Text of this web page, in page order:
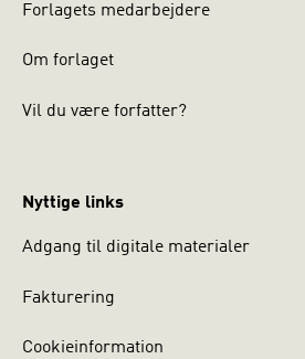
Forlagets medarbejdere
Om forlaget
Vil du være forfatter?
Nyttige links
Adgang til digitale materialer
Fakturering
Cookieinformation